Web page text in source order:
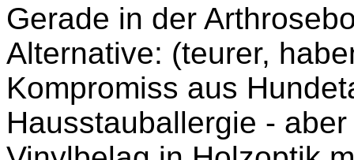
Gerade in der
Alternative: (teurer,
Kompromiss aus
Hausstauballergie -